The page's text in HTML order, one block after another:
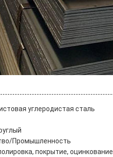
углеродистая сталь
Промышленность
покрытие, оцинкование